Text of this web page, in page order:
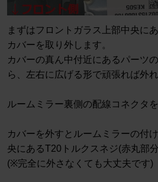
まずはフロントガラス上部中央に
カバーを取り外します。
カバーの真ん中付近にあるパーツ
ら、左右に広げる形で頑張れば外れ
ルームミラー裏側の配線コネクタを
カバーを外すとルームミラーの付
央にあるT20トルクスネジ(赤丸部
(※完全に外さなくても大丈夫です)